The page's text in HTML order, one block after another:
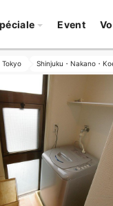
Event
Tokyo Shinjuku・Nakano・